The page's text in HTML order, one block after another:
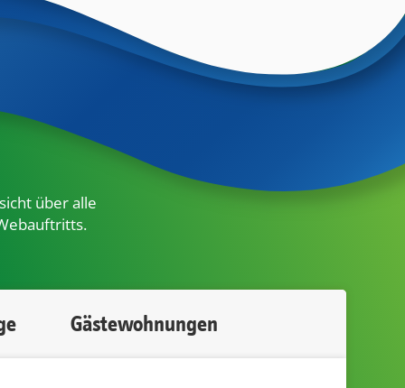
über alle
Gästewohnungen